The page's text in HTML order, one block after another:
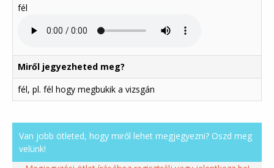
fél
Miről jegyezheted meg?
fél, pl. fél hogy megbukik a vizsgán
Van jobb ötleted, hogy miről lehet megjegyezni? Oszd meg
velünk!